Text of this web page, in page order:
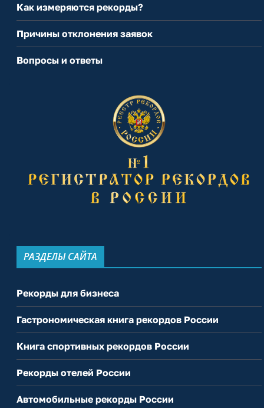
Как измеряются рекорды?
Причины отклонения заявок
Вопросы и ответы
РАЗДЕЛЫ САЙТА
Рекорды для бизнеса
Гастрономическая книга рекордов России
Книга спортивных рекордов России
Рекорды отелей России
Автомобильные рекорды России